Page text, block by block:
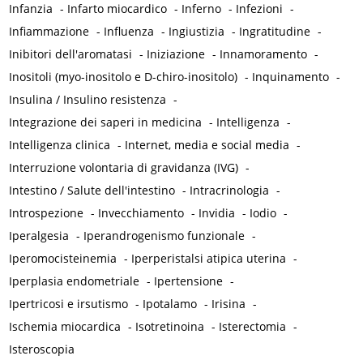
Infanzia - Infarto miocardico - Inferno - Infezioni -
Infiammazione - Influenza - Ingiustizia - Ingratitudine -
Inibitori dell'aromatasi - Iniziazione - Innamoramento -
Inositoli (myo-inositolo e D-chiro-inositolo) - Inquinamento -
Insulina / Insulino resistenza -
Integrazione dei saperi in medicina - Intelligenza -
Intelligenza clinica - Internet, media e social media -
Interruzione volontaria di gravidanza (IVG) -
Intestino / Salute dell'intestino - Intracrinologia -
Introspezione - Invecchiamento - Invidia - Iodio -
Iperalgesia - Iperandrogenismo funzionale -
Iperomocisteinemia - Iperperistalsi atipica uterina -
Iperplasia endometriale - Ipertensione -
Ipertricosi e irsutismo - Ipotalamo - Irisina -
Ischemia miocardica - Isotretinoina - Isterectomia -
Isteroscopia